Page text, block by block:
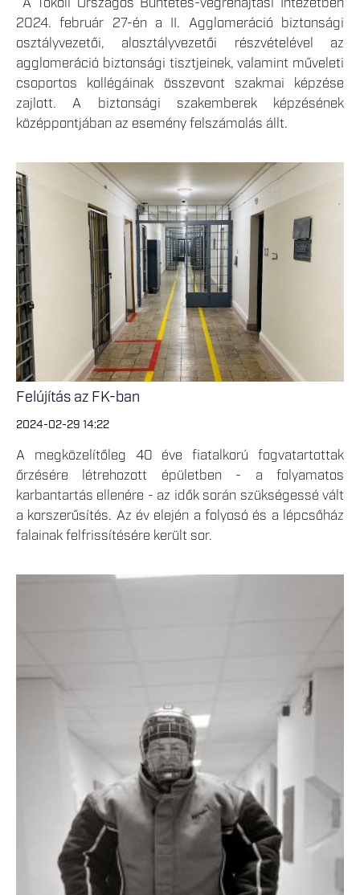
2024. február 27-én a II. Agglomeráció biztonsági
osztályvezetői, alosztályvezetői részvételével az
agglomeráció biztonsági tisztjeinek, valamint műveleti
csoportos kollégáinak összevont szakmai képzése
zajlott. A biztonsági szakemberek képzésének
középpontjában az esemény felszámolás állt.
Felújítás az FK-ban
2024-02-29 14:22
A megközelítőleg 40 éve fiatalkorú fogvatartottak
őrzésére létrehozott épületben - a folyamatos
karbantartás ellenére - az idők során szükségessé vált
a korszerűsítés. Az év elején a folyosó és a lépcsőház
falainak felfrissítésére került sor.